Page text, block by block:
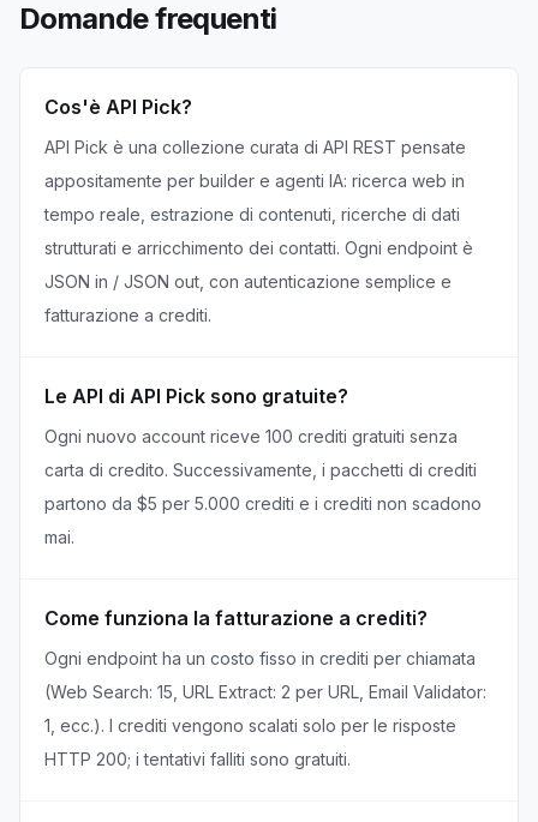
Domande frequenti
Cos'è API Pick?
API Pick è una collezione curata di API REST pensate
appositamente per builder e agenti IA: ricerca web in
tempo reale, estrazione di contenuti, ricerche di dati
strutturati e arricchimento dei contatti. Ogni endpoint è
JSON in / JSON out, con autenticazione semplice e
fatturazione a crediti.
Le API di API Pick sono gratuite?
Ogni nuovo account riceve 100 crediti gratuiti senza
carta di credito. Successivamente, i pacchetti di crediti
partono da $5 per 5.000 crediti e i crediti non scadono
mai.
Come funziona la fatturazione a crediti?
Ogni endpoint ha un costo fisso in crediti per chiamata
(Web Search: 15, URL Extract: 2 per URL, Email Validator:
1, ecc.). I crediti vengono scalati solo per le risposte
HTTP 200; i tentativi falliti sono gratuiti.